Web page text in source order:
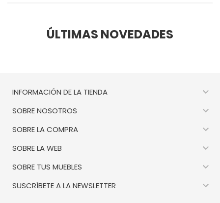
ÚLTIMAS NOVEDADES
INFORMACIÓN DE LA TIENDA 
SOBRE NOSOTROS 
SOBRE LA COMPRA 
SOBRE LA WEB 
SOBRE TUS MUEBLES 
SUSCRÍBETE A LA NEWSLETTER 